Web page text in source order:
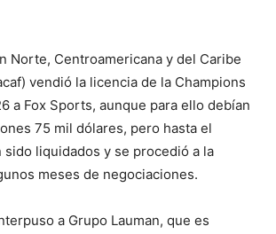
Norte, Centroamericana y del Caribe
vendió la licencia de la Champions
a Fox Sports, aunque para ello debían
75 mil dólares, pero hasta el
sido liquidados y se procedió a la
meses de negociaciones.
a Grupo Lauman, que es